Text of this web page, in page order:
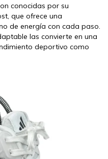
conocidas por su
que ofrece una
de energía con cada paso.
las convierte en una
deportivo como